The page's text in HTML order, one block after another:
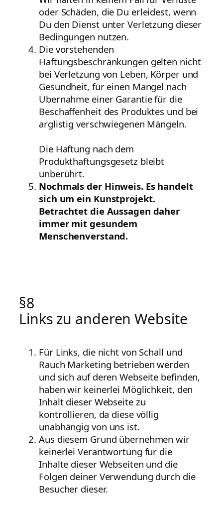
oder Schäden, die Du erleidest, wenn
Du den Dienst unter Verletzung dieser
Bedingungen nutzen.
Die vorstehenden
Haftungsbeschränkungen gelten nicht
bei Verletzung von Leben, Körper und
Gesundheit, für einen Mangel nach
Übernahme einer Garantie für die
Beschaffenheit des Produktes und bei
arglistig verschwiegenen Mängeln.
Die Haftung nach dem
Produkthaftungsgesetz bleibt
unberührt.
Nochmals der Hinweis. Es handelt
sich um ein Kunstprojekt.
Betrachtet die Aussagen daher
immer mit gesundem
Menschenverstand.
§8
Links zu anderen Website
Für Links, die nicht von Schall und
Rauch Marketing betrieben werden
und sich auf deren Webseite befinden,
haben wir keinerlei Möglichkeit, den
Inhalt dieser Webseite zu
kontrollieren, da diese völlig
unabhängig von uns ist.
Aus diesem Grund übernehmen wir
keinerlei Verantwortung für die
Inhalte dieser Webseiten und die
Folgen deiner Verwendung durch die
Besucher dieser.